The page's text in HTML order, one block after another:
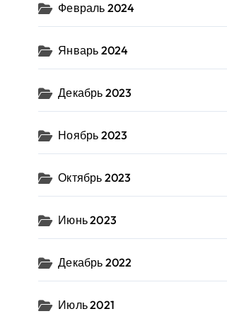
Февраль 2024
Январь 2024
Декабрь 2023
Ноябрь 2023
Октябрь 2023
Июнь 2023
Декабрь 2022
Июль 2021